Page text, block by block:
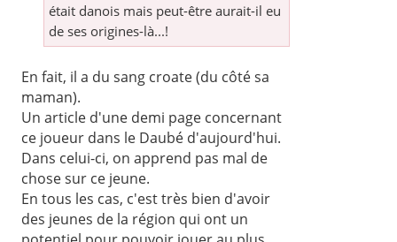
était danois mais peut-être aurait-il eu
de ses origines-là...!
En fait, il a du sang croate (du côté sa
maman).
Un article d'une demi page concernant
ce joueur dans le Daubé d'aujourd'hui.
Dans celui-ci, on apprend pas mal de
chose sur ce jeune.
En tous les cas, c'est très bien d'avoir
des jeunes de la région qui ont un